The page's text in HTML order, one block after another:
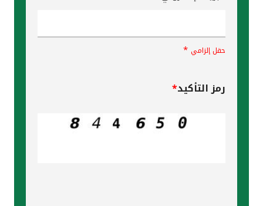
حقل إلزامي *
رمز التأكيد*